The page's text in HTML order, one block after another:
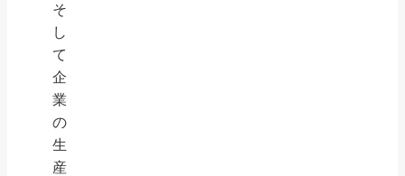
そ
し
て
企
業
の
生
産